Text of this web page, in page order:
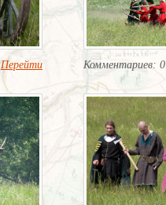
Перейти Комментариев: 0